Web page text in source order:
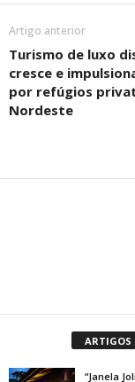
Artigo anterior
Turismo de luxo
cresce e
por refúgios
Nordeste
ARTIGOS
“Janela